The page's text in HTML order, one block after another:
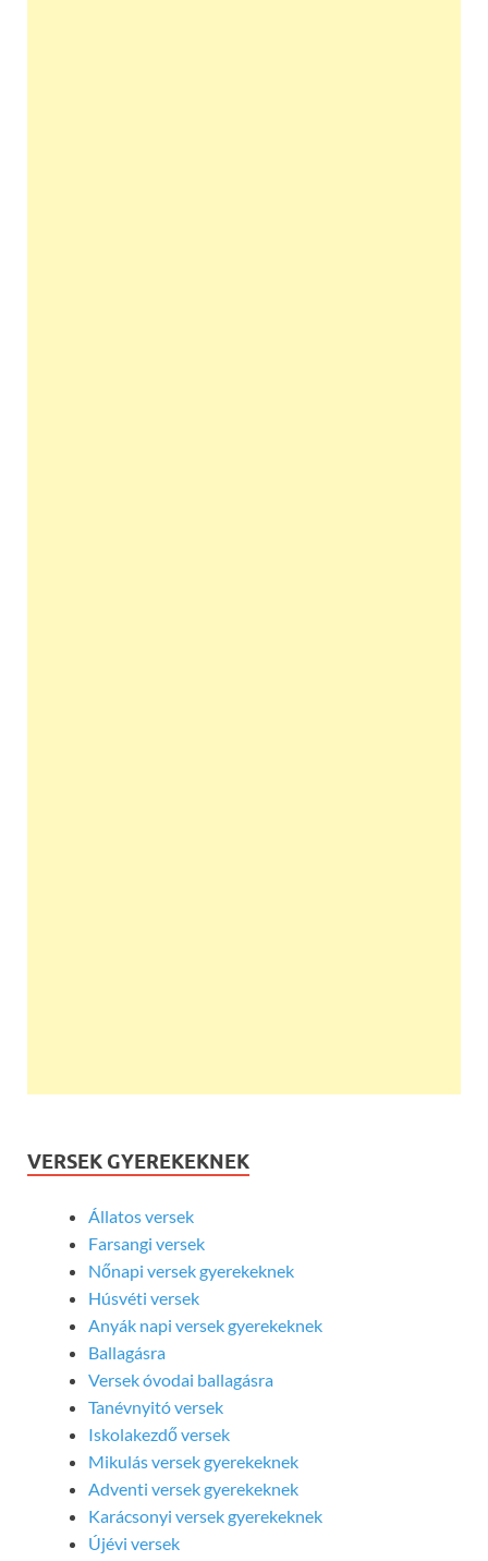
VERSEK GYEREKEKNEK
Állatos versek
Farsangi versek
Nőnapi versek gyerekeknek
Húsvéti versek
Anyák napi versek gyerekeknek
Ballagásra
Versek óvodai ballagásra
Tanévnyitó versek
Iskolakezdő versek
Mikulás versek gyerekeknek
Adventi versek gyerekeknek
Karácsonyi versek gyerekeknek
Újévi versek